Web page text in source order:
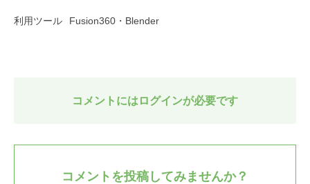
利用ツール Fusion360・Blender
コメントにはログインが必要です
コメントを投稿してみませんか？